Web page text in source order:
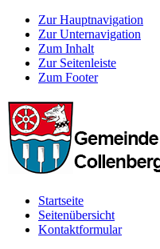
Zur Hauptnavigation
Zur Unternavigation
Zum Inhalt
Zur Seitenleiste
Zum Footer
Startseite
Seitenübersicht
Kontaktformular